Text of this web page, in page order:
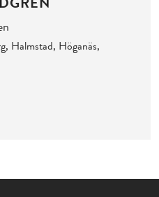
Halmstad, Höganäs,